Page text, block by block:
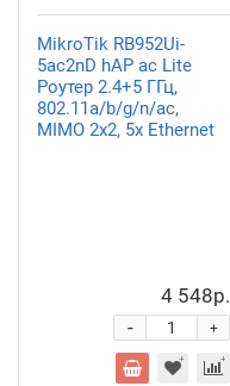
MikroTik RB952Ui-
5ac2nD hAP ac Lite
Роутер 2.4+5 ГГц,
802.11a/b/g/n/ac,
MIMO 2x2, 5x Ethernet
4 548р.
+
-